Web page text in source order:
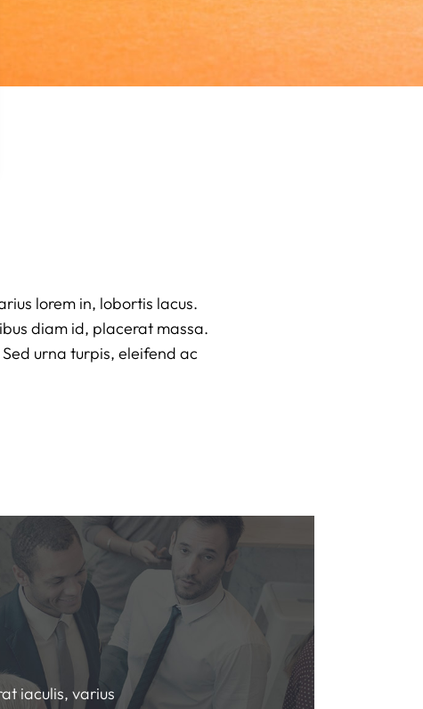
lorem in, lobortis lacus.
diam id, placerat massa.
urna turpis, eleifend ac
iaculis, varius